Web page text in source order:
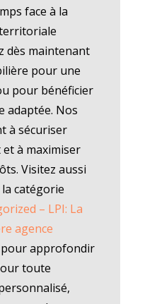
face à la
dès maintenant
pour une
pour bénéficier
adaptée. Nos
à sécuriser
à maximiser
Visitez aussi
catégorie
– LPI: La
agence
pour approfondir
toute